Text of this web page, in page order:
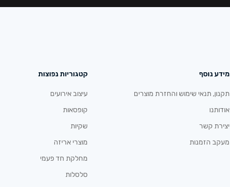
מידע נוסף
תקנון, תנאי שימוש והחזרת מוצרים
אודותנו
יצירת קשר
מעקב הזמנות
קטגוריות נפוצות
עיצוב אירועים
קופסאות
שקיות
מוצרי אריזה
מחלקת חד פעמי
סלסלות